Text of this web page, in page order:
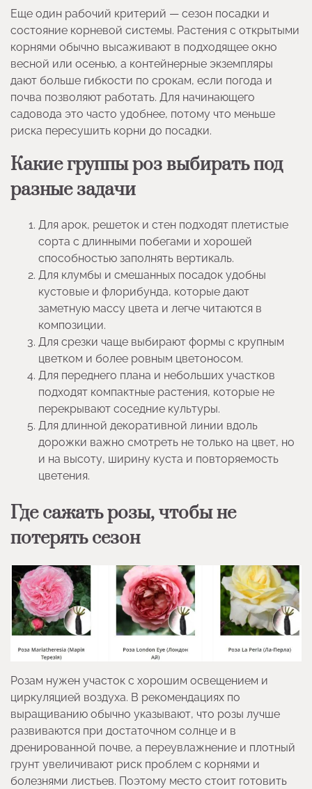
Еще один рабочий критерий — сезон посадки и
состояние корневой системы. Растения с открытыми
корнями обычно высаживают в подходящее окно
весной или осенью, а контейнерные экземпляры
дают больше гибкости по срокам, если погода и
почва позволяют работать. Для начинающего
садовода это часто удобнее, потому что меньше
риска пересушить корни до посадки.
Какие группы роз выбирать под
разные задачи
Для арок, решеток и стен подходят плетистые
сорта с длинными побегами и хорошей
способностью заполнять вертикаль.
Для клумбы и смешанных посадок удобны
кустовые и флорибунда, которые дают
заметную массу цвета и легче читаются в
композиции.
Для срезки чаще выбирают формы с крупным
цветком и более ровным цветоносом.
Для переднего плана и небольших участков
подходят компактные растения, которые не
перекрывают соседние культуры.
Для длинной декоративной линии вдоль
дорожки важно смотреть не только на цвет, но
и на высоту, ширину куста и повторяемость
цветения.
Где сажать розы, чтобы не
потерять сезон
Розам нужен участок с хорошим освещением и
циркуляцией воздуха. В рекомендациях по
выращиванию обычно указывают, что розы лучше
развиваются при достаточном солнце и в
дренированной почве, а переувлажнение и плотный
грунт увеличивают риск проблем с корнями и
болезнями листьев. Поэтому место стоит готовить